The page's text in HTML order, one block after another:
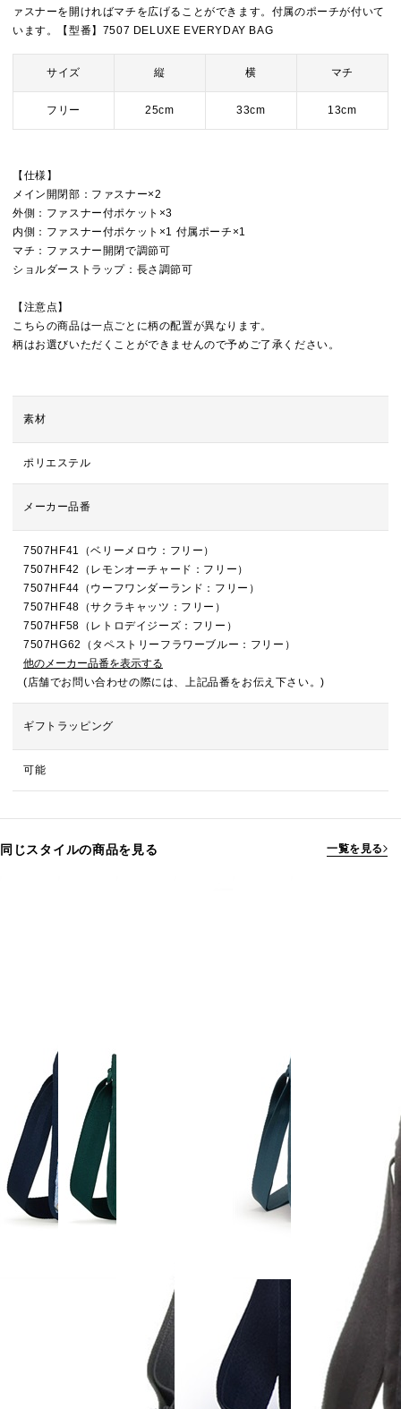
ァスナーを開ければマチを広げることができます。付属のポーチが付いて
います。【型番】7507 DELUXE EVERYDAY BAG
サイズ 縦 横 マチ
フリー 25cm 33cm 13cm
【仕様】
メイン開閉部：ファスナー×2
外側：ファスナー付ポケット×3
内側：ファスナー付ポケット×1 付属ポーチ×1
マチ：ファスナー開閉で調節可
ショルダーストラップ：長さ調節可
【注意点】
こちらの商品は一点ごとに柄の配置が異なります。
柄はお選びいただくことができませんので予めご了承ください。
素材
ポリエステル
メーカー品番
7507HF41（ベリーメロウ：フリー）
7507HF42（レモンオーチャード：フリー）
7507HF44（ウーフワンダーランド：フリー）
7507HF48（サクラキャッツ：フリー）
7507HF58（レトロデイジーズ：フリー）
7507HG62（タペストリーフラワーブルー：フリー）
他のメーカー品番を表示する
(店舗でお問い合わせの際には、上記品番をお伝え下さい。)
ギフトラッピング
可能
同じスタイルの商品を見る 一覧を見る